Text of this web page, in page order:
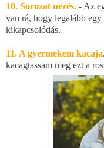
10. Sorozat nézés. - Az
van rá, hogy legalább egy
kikapcsolódás.
11. A gyermekem kacaja
kacagtassam meg ezt a